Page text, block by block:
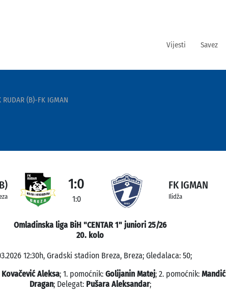
Vijesti Savez
RUDAR (B)-FK IGMAN
1:0
1:0
FK IGMAN
Ilidža
Omladinska liga BiH "CENTAR 1" juniori 25/26
20. kolo
12:30h, Gradski stadion Breza, Breza; Gledalaca: 50;
Kovačević Aleksa; 1. pomoćnik: Golijanin Matej; 2. pomoćnik: Mandić
Dragan; Delegat: Pušara Aleksandar;